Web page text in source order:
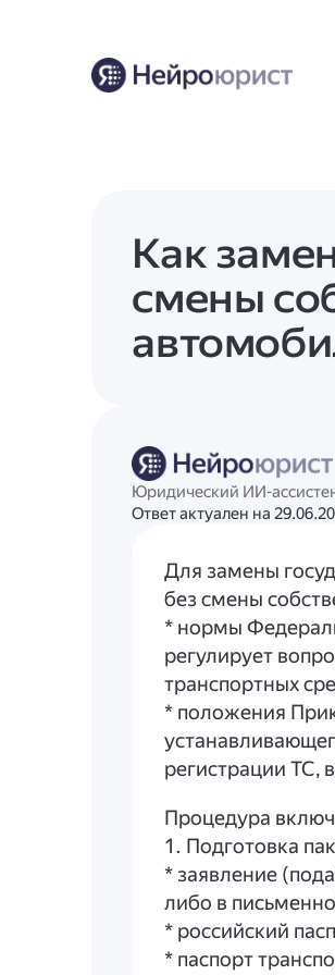
Как
смены
Юридический ИИ-
Ответ актуален на
Для замены
без смены
* нормы
регулирует
транспортных
* положения
регистрации ТС,
Процедура
1. Подготовка
* заявление
либо в
* российский
* паспорт